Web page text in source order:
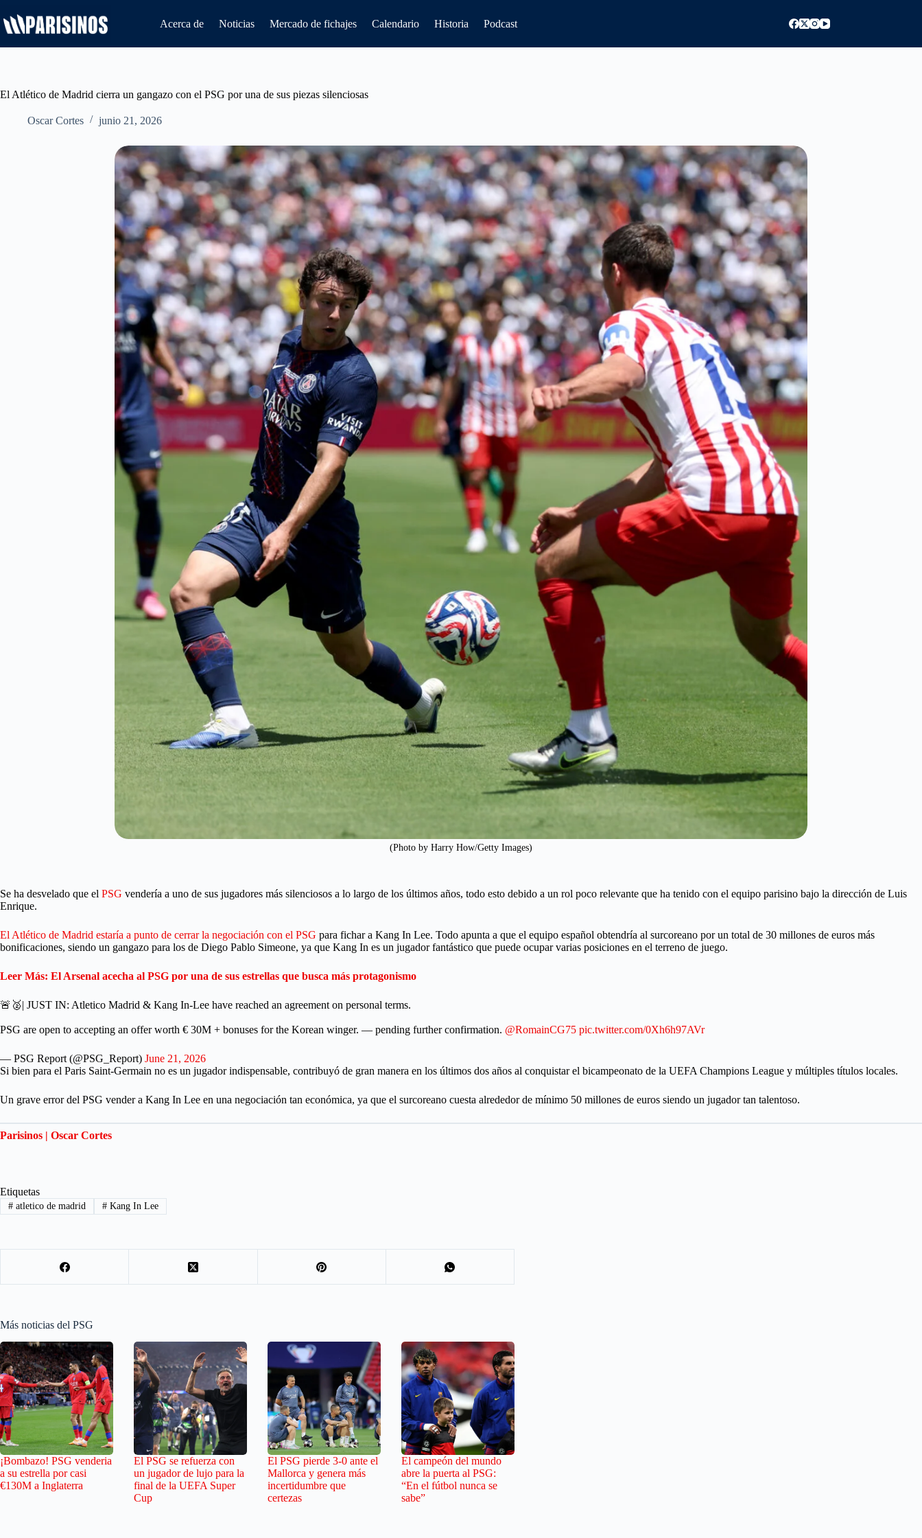
al
contenido
Acerca de Noticias Mercado de fichajes Calendario Historia Podcast
El Atlético de Madrid cierra un gangazo con el PSG por una de sus piezas silenciosas
Oscar Cortes junio 21, 2026
(Photo by Harry How/Getty Images)
Se ha desvelado que el PSG vendería a uno de sus jugadores más silenciosos a lo largo de los últimos años, todo esto debido a un rol poco relevante que ha tenido con el equipo parisino bajo la dirección de Luis
Enrique.
El Atlético de Madrid estaría a punto de cerrar la negociación con el PSG para fichar a Kang In Lee. Todo apunta a que el equipo español obtendría al surcoreano por un total de 30 millones de euros más
bonificaciones, siendo un gangazo para los de Diego Pablo Simeone, ya que Kang In es un jugador fantástico que puede ocupar varias posiciones en el terreno de juego.
Leer Más: El Arsenal acecha al PSG por una de sus estrellas que busca más protagonismo
🚨🥈| JUST IN: Atletico Madrid & Kang In-Lee have reached an agreement on personal terms.
PSG are open to accepting an offer worth € 30M + bonuses for the Korean winger. — pending further confirmation. @RomainCG75 pic.twitter.com/0Xh6h97AVr
— PSG Report (@PSG_Report) June 21, 2026
Si bien para el Paris Saint-Germain no es un jugador indispensable, contribuyó de gran manera en los últimos dos años al conquistar el bicampeonato de la UEFA Champions League y múltiples títulos locales.
Un grave error del PSG vender a Kang In Lee en una negociación tan económica, ya que el surcoreano cuesta alrededor de mínimo 50 millones de euros siendo un jugador tan talentoso.
Parisinos | Oscar Cortes
Etiquetas
#atletico de madrid #Kang In Lee
Más noticias del PSG
¡Bombazo! PSG venderia
a su estrella por casi
€130M a Inglaterra
El PSG se refuerza con
un jugador de lujo para la
final de la UEFA Super
Cup
El PSG pierde 3-0 ante el
Mallorca y genera más
incertidumbre que
certezas
El campeón del mundo
abre la puerta al PSG:
“En el fútbol nunca se
sabe”